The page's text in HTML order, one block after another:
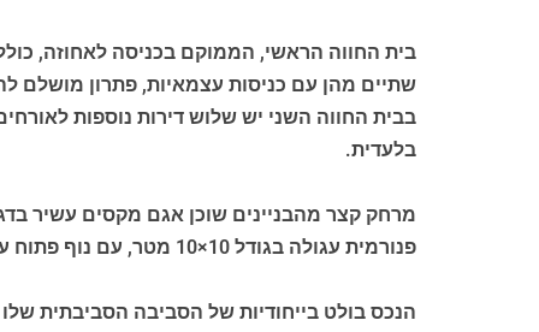
בית החווה הראשי, הממוקם בכניסה לאחוזה,
שתיים מהן עם כניסות עצמאיות, פתרון מושלם
בבית החווה השני יש שלוש דירות נוספות
בלעדית.
מרחק קצר מהבניינים שוכן אגם מקסים עשיר
פנורמית עגולה בגודל 10×10 מטר, עם נוף פתוח על גבעות טוסקנה (Tuscany), שבה הנוף מציע תחושה של הרמוניה מוחלטת עם הטבע.